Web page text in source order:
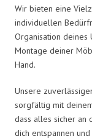
Wir bieten eine
individuellen
Organisation deines
Montage deiner
Hand.
Unsere
sorgfältig mit
dass alles sicher an
dich entspannen